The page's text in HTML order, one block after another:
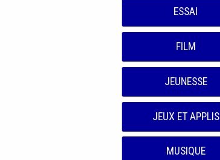
ESSAI
FILM
JEUNESSE
JEUX ET APPLIS
MUSIQUE